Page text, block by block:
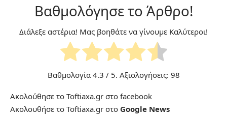
Βαθμολόγησε το Άρθρο!
Διάλεξε αστέρια! Μας βοηθάτε να γίνουμε Καλύτεροι!
Βαθμολογία 4.3 / 5. Αξιολογήσεις: 98
Ακολούθησε το Toftiaxa.gr στο facebook
Ακολουθήσε το Toftiaxa.gr στο Google News